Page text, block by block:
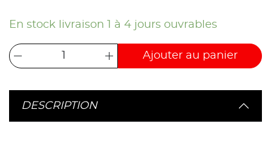
En stock livraison 1 à 4 jours ouvrables
Ajouter au panier
DESCRIPTION